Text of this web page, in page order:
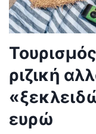
ριζική
ευρώ